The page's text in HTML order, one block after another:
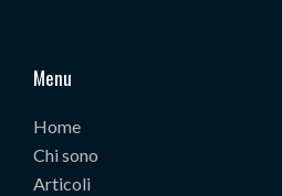
Menu
Home
Chi sono
Articoli